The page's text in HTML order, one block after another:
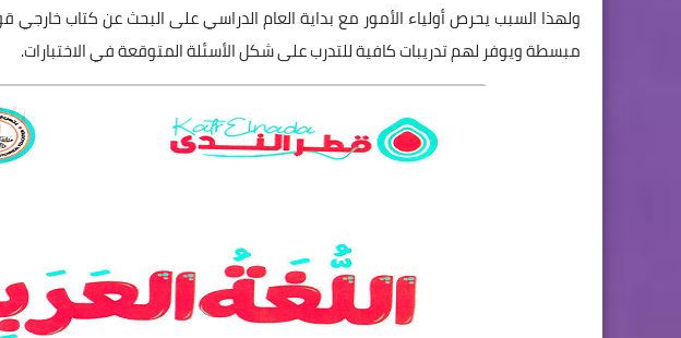
ولهذا السبب يحرص أولياء الأمور مع بداية العام الدراسي على البحث عن كتاب
مبسطة ويوفر لهم تدريبات كافية للتدرب على شكل الأسئلة المتوقعة في الاختبارات.